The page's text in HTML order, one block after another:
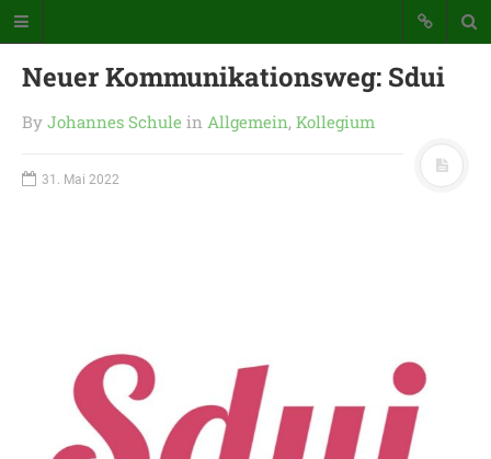
STARTSEITE
WICHTIGES AUS UNSERER
UNSER SCHULTAG
Neuer Kommunikationsweg: Sdui
By Johannes Schule in Allgemein, Kollegium
31. Mai 2022